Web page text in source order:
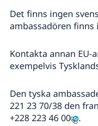
Aktuella händelser
Allmänna
Terrorism
In- och
Hälso- och sjukvård
Lokala lagar och
Trafiksäkerhet
Övriga upplysningar
Det finns ingen
ambassadören finns
Kontakta annan EU-
exempelvis
Den tyska
221 23 70/38 den
+228 223 46 00
.